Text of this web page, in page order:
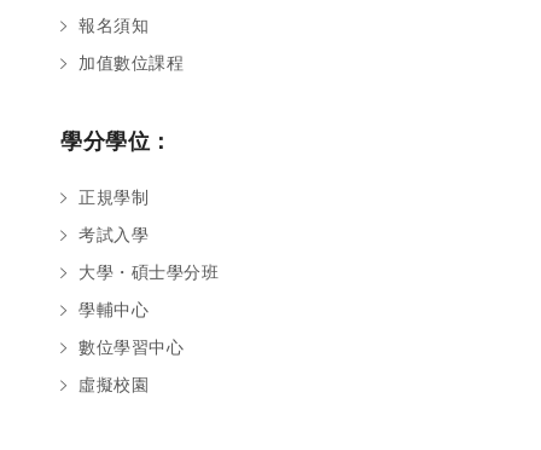
報名須知
加值數位課程
學分學位：
正規學制
考試入學
大學・碩士學分班
學輔中心
數位學習中心
虛擬校園